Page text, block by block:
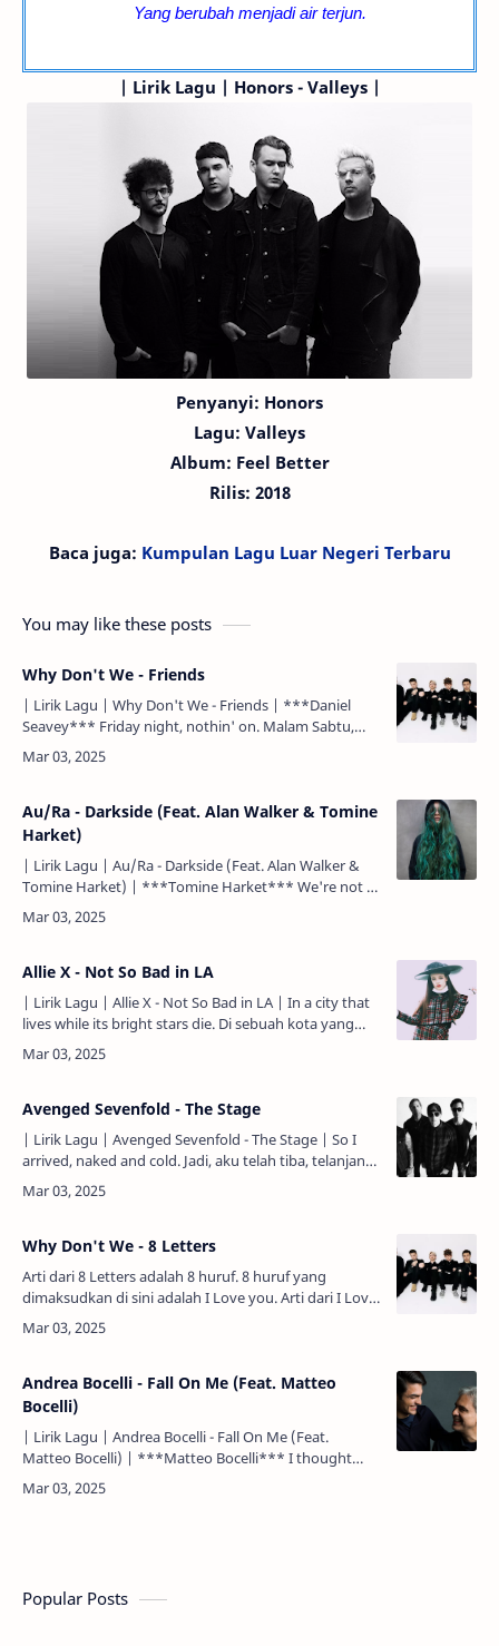
Yang berubah menjadi air terjun.
| Lirik Lagu | Honors - Valleys |
Penyanyi: Honors
Lagu: Valleys
Album: Feel Better
Rilis: 2018
Baca juga: Kumpulan Lagu Luar Negeri Terbaru
You may like these posts
Why Don't We - Friends
| Lirik Lagu | Why Don't We - Friends | ***Daniel
Seavey*** Friday night, nothin' on. Malam Sabtu,
tidak terjadi apa-apa. And now I got all of my friends
tryna …
Au/Ra - Darkside (Feat. Alan Walker & Tomine
Harket)
| Lirik Lagu | Au/Ra - Darkside (Feat. Alan Walker &
Tomine Harket) | ***Tomine Harket*** We're not in
love. Kita tidak jatuh cinta. We share no stories. K…
Allie X - Not So Bad in LA
| Lirik Lagu | Allie X - Not So Bad in LA | In a city that
lives while its bright stars die. Di sebuah kota yang
hidup, sementara itu membuat bintang terang mat…
Avenged Sevenfold - The Stage
| Lirik Lagu | Avenged Sevenfold - The Stage | So I
arrived, naked and cold. Jadi, aku telah tiba, telanjang
dan kedinginan. A welcomed change from the
abeyanc…
Why Don't We - 8 Letters
Arti dari 8 Letters adalah 8 huruf. 8 huruf yang
dimaksudkan di sini adalah I Love you. Arti dari I Love
you adalah Aku cinta kamu. | Lirik Lagu | Why Don't
We - 8 Let…
Andrea Bocelli - Fall On Me (Feat. Matteo
Bocelli)
| Lirik Lagu | Andrea Bocelli - Fall On Me (Feat.
Matteo Bocelli) | ***Matteo Bocelli*** I thought
sooner or later. Aku pikir cepat atau lambat. The lights
up a…
Popular Posts